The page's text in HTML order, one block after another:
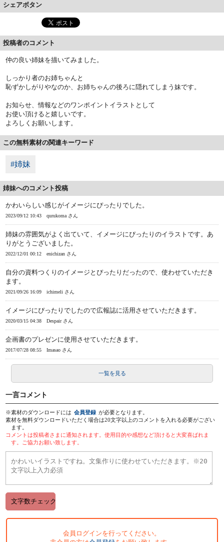
シェアボタン
投稿者のコメント
仲の良い姉妹を描いてみました。
しっかり者のお姉ちゃんと
恥ずかしがりやなのか、お姉ちゃんの後ろに隠れてしまう妹です。
お知らせ、情報などのワンポイントイラストとして
お使い頂けると嬉しいです。
よろしくお願いします。
この無料素材の関連キーワード
#姉妹
姉妹へのコメント投稿
かわいらしい感じがイメージにぴったりでした。
2023/09/12 10:43 qurukoma さん
姉妹の雰囲気がよく出ていて、イメージにぴったりのイラストです。あ
りがとうございました。
2022/12/01 00:12 enichizan さん
自分の資料つくりのイメージとぴったりだったので、使わせていただき
ます。
2021/09/26 16:09 ichimeli さん
イメージにぴったりでしたので広報誌に活用させていただきます。
2020/03/15 04:38 Despair さん
企画書のプレゼンに使用させていただきます。
2017/07/28 08:55 Imasao さん
一覧を見る
一言コメント
※素材のダウンロードには 会員登録 が必要となります。
素材を無料ダウンロードいただく場合は20文字以上のコメントを入れる必要がござい
ます。
コメントは投稿者さまに通知されます。使用目的や感想など頂けると大変喜ばれま
す。ご協力お願い致します。
会員ログインを行ってください。